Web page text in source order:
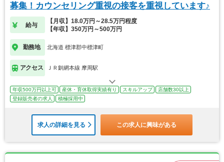
募集！カウンセリング重視の接客を重視しています♪
給与
【月収】18.0万円～28.5万円程度
【年収】350万円～500万円
勤務地 北海道 標津郡中標津町
アクセス ＪＲ釧網本線 摩周駅
年収500万円以上可 産休・育休取得実績有り スキルアップ
店舗数30以上
登録販売者の求人
積極採用中
求人の詳細を見る この求人に興味がある